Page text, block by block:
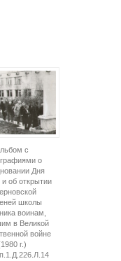
с
о
Дня
об открытии
школы
воинам,
в Великой
войне
г.)